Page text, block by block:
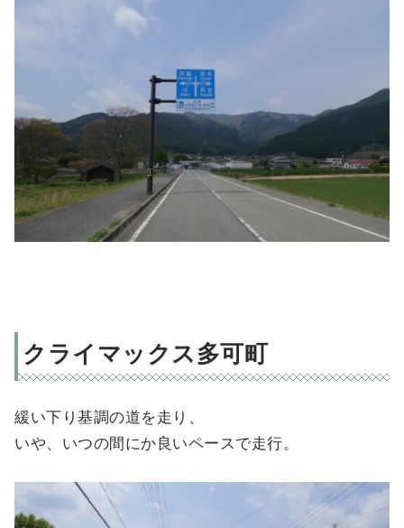
クライマックス多可町
緩い下り基調の道を走り、
いや、いつの間にか良いペースで走行。